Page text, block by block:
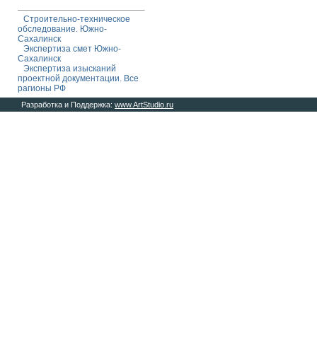
Строительно-техническое
обследование. Южно-
Сахалинск
Экспертиза смет Южно-
Сахалинск
Экспертиза изысканий
проектной документации. Все
рагионы РФ
Разработка и Поддержка: www.ArtStudio.ru